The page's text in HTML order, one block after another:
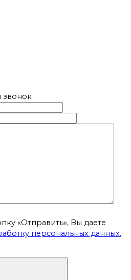
звонок
«Отправить», Вы даете
персональных данных.